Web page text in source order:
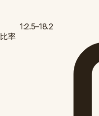
1:2.5–18.2
比率